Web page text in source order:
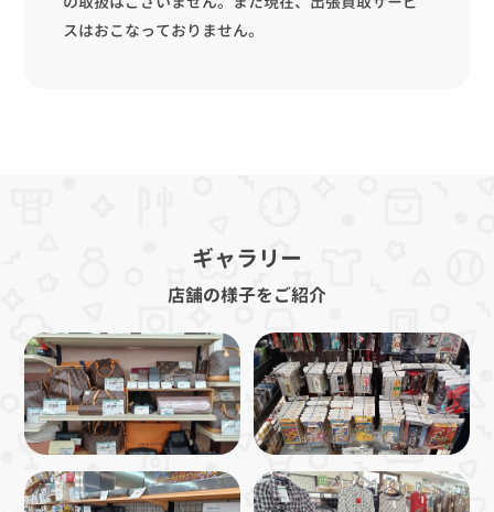
スはおこなっておりません。
ギャラリー
店舗の様子をご紹介